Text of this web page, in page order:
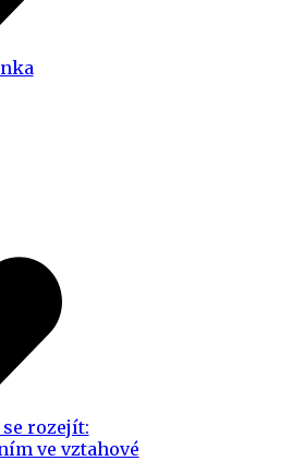
se rozejít:
ve vztahové